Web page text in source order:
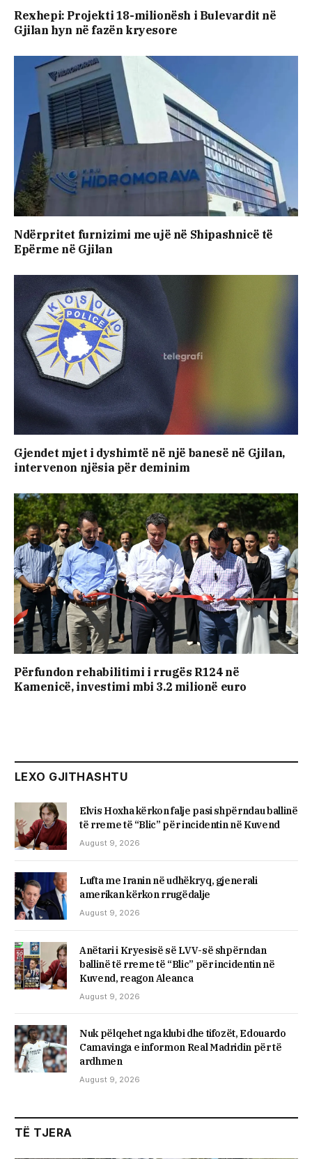
Rexhepi: Projekti 18-milionësh i Bulevardit në
Gjilan hyn në fazën kryesore
Ndërpritet furnizimi me ujë në Shipashnicë të
Epërme në Gjilan
Gjendet mjet i dyshimtë në një banesë në Gjilan,
intervenon njësia për deminim
Përfundon rehabilitimi i rrugës R124 në
Kamenicë, investimi mbi 3.2 milionë euro
LEXO GJITHASHTU
Elvis Hoxha kërkon falje pasi shpërndau ballinë
të rreme të “Blic” për incidentin në Kuvend
August 9, 2026
Lufta me Iranin në udhëkryq, gjenerali
amerikan kërkon rrugëdalje
August 9, 2026
Anëtari i Kryesisë së LVV-së shpërndan
ballinë të rreme të “Blic” për incidentin në
Kuvend, reagon Aleanca
August 9, 2026
Nuk pëlqehet nga klubi dhe tifozët, Edouardo
Camavinga e informon Real Madridin për të
ardhmen
August 9, 2026
TË TJERA